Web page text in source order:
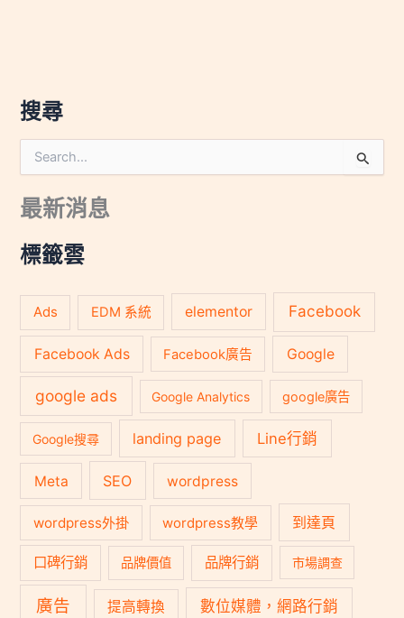
搜尋
尋
鍵
:
最新消息
標籤雲
Ads EDM 系統 elementor Facebook
Facebook Ads Facebook廣告 Google
google ads Google Analytics google廣告
Google搜尋 landing page Line行銷
Meta SEO wordpress
wordpress外掛 wordpress教學 到達頁
口碑行銷 品牌價值 品牌行銷 市場調查
廣告 提高轉換 數位媒體，網路行銷